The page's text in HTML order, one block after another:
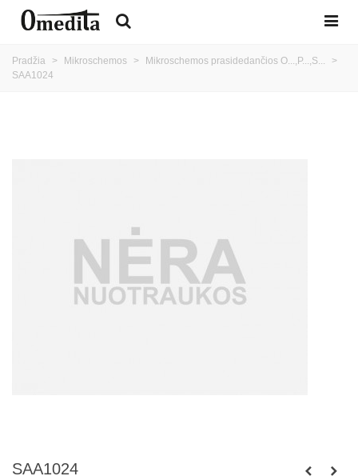
Pradžia > Mikroschemos > Mikroschemos prasidedančios O...,P...,S...
>
SAA1024
SAA1024